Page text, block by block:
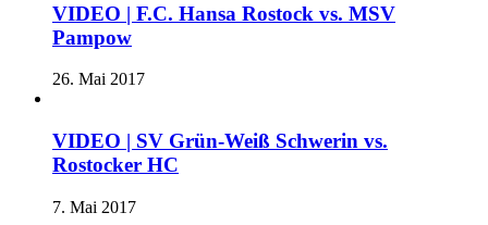
VIDEO | F.C. Hansa Rostock vs. MSV
Pampow
26. Mai 2017
VIDEO | SV Grün-Weiß Schwerin vs.
Rostocker HC
7. Mai 2017